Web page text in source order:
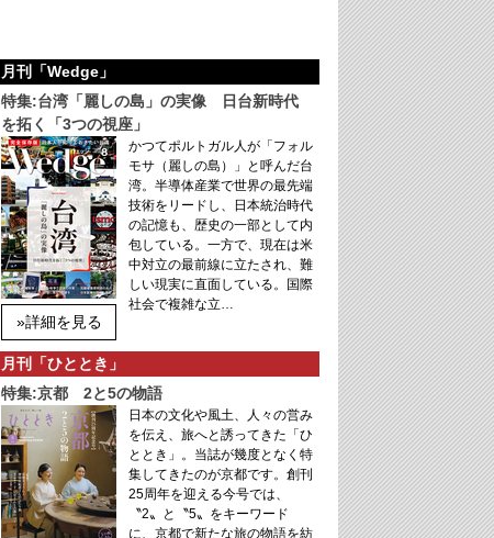
月刊「Wedge」
特集:台湾「麗しの島」の実像 日台新時代
を拓く「3つの視座」
»詳細を見る
かつてポルトガル人が「フォル
モサ（麗しの島）」と呼んだ台
湾。半導体産業で世界の最先端
技術をリードし、日本統治時代
の記憶も、歴史の一部として内
包している。一方で、現在は米
中対立の最前線に立たされ、難
しい現実に直面している。国際
社会で複雑な立…
月刊「ひととき」
特集:京都 2と5の物語
日本の文化や風土、人々の営み
を伝え、旅へと誘ってきた「ひ
ととき」。当誌が幾度となく特
集してきたのが京都です。創刊
25周年を迎える今号では、
〝2〟と〝5〟をキーワード
に、京都で新たな旅の物語を紡